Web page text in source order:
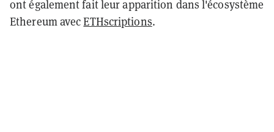
ont également fait leur apparition dans l'écosystème
Ethereum avecETHscriptions.